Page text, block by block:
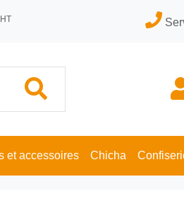
HT
et accessoires Chicha